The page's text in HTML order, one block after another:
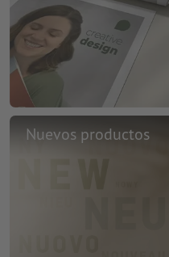
Nuevos productos